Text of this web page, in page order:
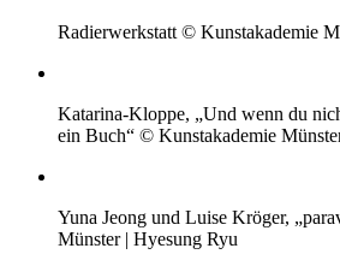
Radierwerkstatt © Kunstakademie
Katarina-Kloppe, „Und wenn du
ein Buch“ © Kunstakademie
Yuna Jeong und Luise Kröger,
Münster | Hyesung Ryu